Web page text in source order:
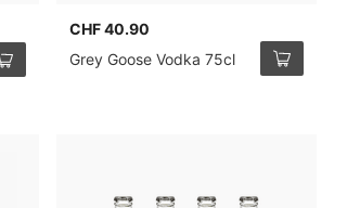
CHF 40.90
Grey Goose Vodka 75cl